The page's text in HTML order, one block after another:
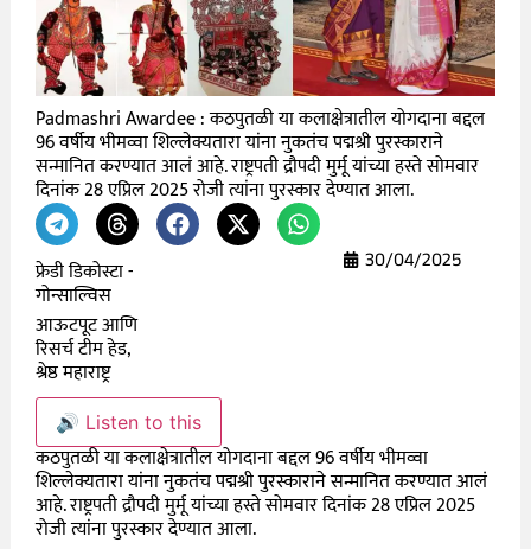
Padmashri Awardee : कठपुतळी या कलाक्षेत्रातील योगदाना बद्दल
96 वर्षीय भीमव्वा शिल्लेक्यतारा यांना नुकतंच पद्मश्री पुरस्काराने
सन्मानित करण्यात आलं आहे. राष्ट्रपती द्रौपदी मुर्मू यांच्या हस्ते सोमवार
दिनांक 28 एप्रिल 2025 रोजी त्यांना पुरस्कार देण्यात आला.
फ्रेडी डिकोस्टा -
गोन्साल्विस
आऊटपूट आणि
रिसर्च टीम हेड,
श्रेष्ठ महाराष्ट्र
30/04/2025
🔊 Listen to this
कठपुतळी या कलाक्षेत्रातील योगदाना बद्दल 96 वर्षीय भीमव्वा
शिल्लेक्यतारा यांना नुकतंच पद्मश्री पुरस्काराने सन्मानित करण्यात आलं
आहे. राष्ट्रपती द्रौपदी मुर्मू यांच्या हस्ते सोमवार दिनांक 28 एप्रिल 2025
रोजी त्यांना पुरस्कार देण्यात आला.